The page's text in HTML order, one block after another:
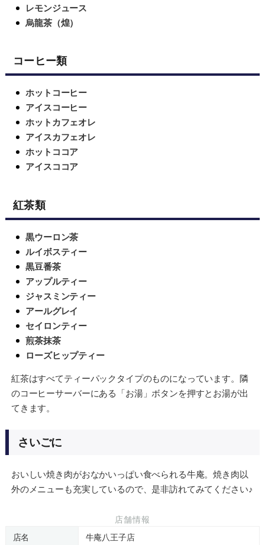
レモンジュース
烏龍茶（煌）
コーヒー類
ホットコーヒー
アイスコーヒー
ホットカフェオレ
アイスカフェオレ
ホットココア
アイスココア
紅茶類
黒ウーロン茶
ルイボスティー
黒豆番茶
アップルティー
ジャスミンティー
アールグレイ
セイロンティー
煎茶抹茶
ローズヒップティー
紅茶はすべてティーパックタイプのものになっています。隣
のコーヒーサーバーにある「お湯」ボタンを押すとお湯が出
てきます。
さいごに
おいしい焼き肉がおなかいっぱい食べられる牛庵。焼き肉以
外のメニューも充実しているので、是非訪れてみてください♪
店舗情報
店名
牛庵八王子店